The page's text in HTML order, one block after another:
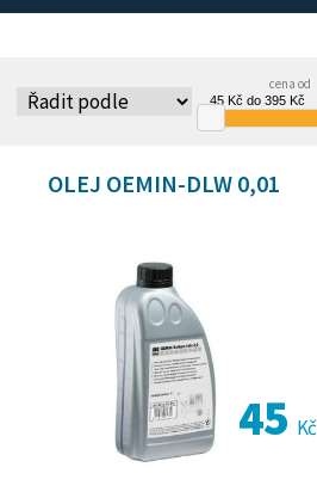
cena od
OLEJ OEMIN-DLW 0,01
45 Kč